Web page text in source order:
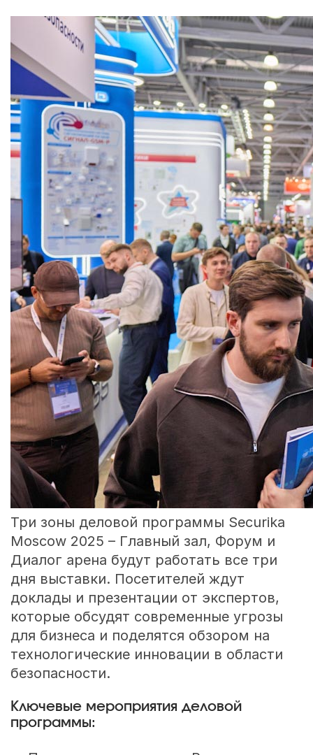
Три зоны деловой программы Securika
Moscow 2025 – Главный зал, Форум и
Диалог арена будут работать все три
дня выставки. Посетителей ждут
доклады и презентации от экспертов,
которые обсудят современные угрозы
для бизнеса и поделятся обзором на
технологические инновации в области
безопасности.
Ключевые мероприятия деловой
программы: